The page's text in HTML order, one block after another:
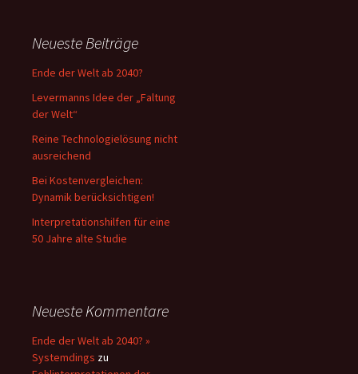
Neueste Beiträge
Ende der Welt ab 2040?
Levermanns Idee der „Faltung
der Welt“
Reine Technologielösung nicht
ausreichend
Bei Kostenvergleichen:
Dynamik berücksichtigen!
Interpretationshilfen für eine
50 Jahre alte Studie
Neueste Kommentare
Ende der Welt ab 2040? »
Systemdings zu